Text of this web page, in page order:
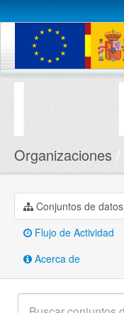
Conjuntos de datos
Organizaciones
Conjuntos de datos
Flujo de Actividad
Acerca de